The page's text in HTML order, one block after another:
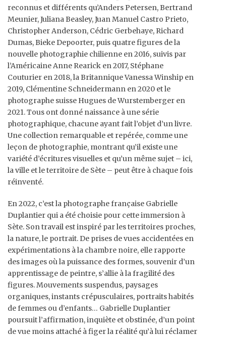
reconnus et différents qu’Anders Petersen, Bertrand
Meunier, Juliana Beasley, Juan Manuel Castro Prieto,
Christopher Anderson, Cédric Gerbehaye, Richard
Dumas, Bieke Depoorter, puis quatre figures de la
nouvelle photographie chilienne en 2016, suivis par
l’Américaine Anne Rearick en 2017, Stéphane
Couturier en 2018, la Britannique Vanessa Winship en
2019, Clémentine Schneidermann en 2020 et le
photographe suisse Hugues de Wurstemberger en
2021. Tous ont donné naissance à une série
photographique, chacune ayant fait l’objet d’un livre.
Une collection remarquable et repérée, comme une
leçon de photographie, montrant qu’il existe une
variété d’écritures visuelles et qu’un même sujet – ici,
la ville et le territoire de Sète – peut être à chaque fois
réinventé.
En 2022, c’est la photographe française Gabrielle
Duplantier qui a été choisie pour cette immersion à
Sète. Son travail est inspiré par les territoires proches,
la nature, le portrait. De prises de vues accidentées en
expérimentations à la chambre noire, elle rapporte
des images où la puissance des formes, souvenir d’un
apprentissage de peintre, s’allie à la fragilité des
figures. Mouvements suspendus, paysages
organiques, instants crépusculaires, portraits habités
de femmes ou d’enfants… Gabrielle Duplantier
poursuit l’affirmation, inquiète et obstinée, d’un point
de vue moins attaché à figer la réalité qu’à lui réclamer